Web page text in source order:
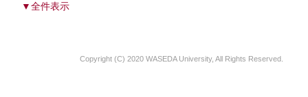
▼全件表示
Copyright (C) 2020 WASEDA University, All Rights Reserved.